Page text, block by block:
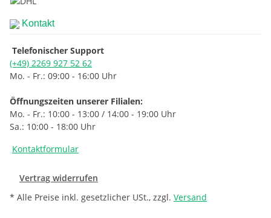
Kontakt
Telefonischer Support
(+49) 2269 927 52 62
Mo. - Fr.: 09:00 - 16:00 Uhr
Öffnungszeiten unserer Filialen:
Mo. - Fr.: 10:00 - 13:00 / 14:00 - 19:00 Uhr
Sa.: 10:00 - 18:00 Uhr
Kontaktformular
Vertrag widerrufen
* Alle Preise inkl. gesetzlicher USt., zzgl. Versand